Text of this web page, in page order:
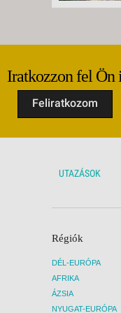
Iratkozzon fel Ön
Feliratkozom
UTAZÁSOK
Régiók
DÉL-EURÓPA
AFRIKA
ÁZSIA
NYUGAT-EURÓPA